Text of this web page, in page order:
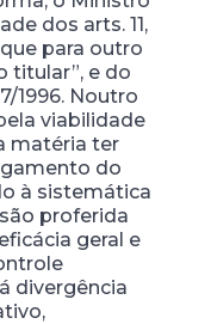
dos arts. 11,
que para outro
titular”, e do
1996. Noutro
viabilidade
matéria ter
do
à sistemática
proferida
geral e
divergência